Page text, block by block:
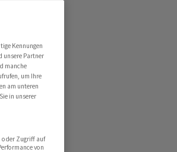
Kennungen
unsere Partner
manche
um Ihre
am unteren
in unserer
oder Zugriff auf
von